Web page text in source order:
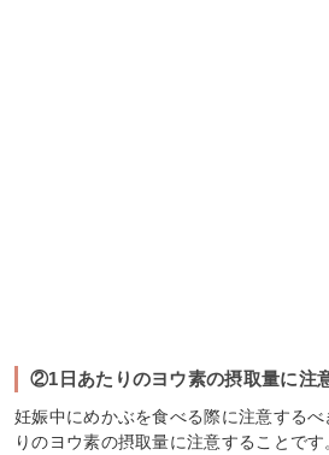
②1日あたりのヨウ素の摂取量に注
妊娠中にめかぶを食べる際に注意する
りのヨウ素の摂取量に注意することで